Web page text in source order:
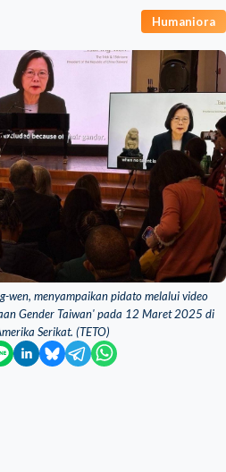
Humaniora
wen, menyampaikan pidato melalui video
Gender Taiwan' pada 12 Maret 2025 di
Serikat. (TETO)